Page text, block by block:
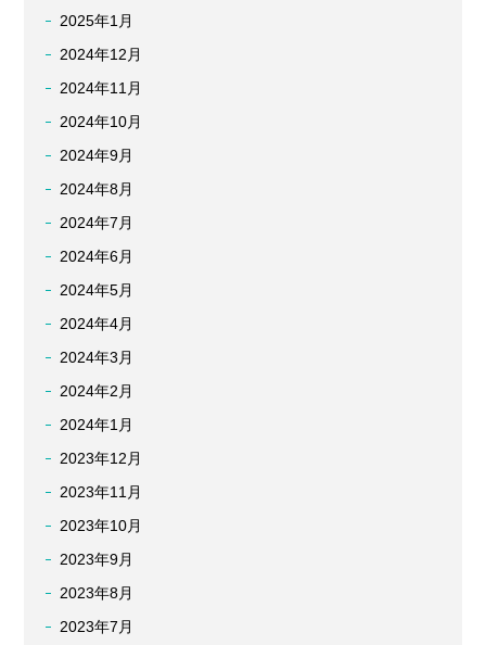
2025年1月
2024年12月
2024年11月
2024年10月
2024年9月
2024年8月
2024年7月
2024年6月
2024年5月
2024年4月
2024年3月
2024年2月
2024年1月
2023年12月
2023年11月
2023年10月
2023年9月
2023年8月
2023年7月